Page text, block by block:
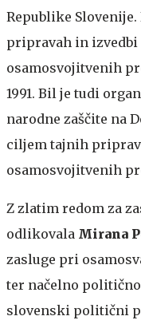
Republike
pripravah in izvedbi
osamosvojitvenih
1991. Bil je tudi
narodne zaščite na
ciljem tajnih priprav
osamosvojitvenih
Z zlatim redom za
odlikovala Mirana
zasluge pri
ter načelno
slovenski politični